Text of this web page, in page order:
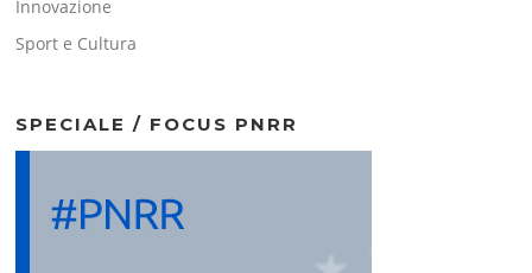
Innovazione
Sport e Cultura
SPECIALE / FOCUS PNRR